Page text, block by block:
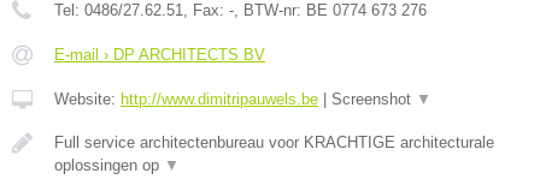
Tel: 0486/27.62.51, Fax: -, BTW-nr: BE 0774 673 276
E-mail › DP ARCHITECTS BV
Website: http://www.dimitripauwels.be Screenshot ▼
Full service architectenbureau voor KRACHTIGE architecturale
oplossingen op ▼